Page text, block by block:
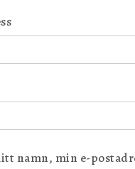
namn, min e-